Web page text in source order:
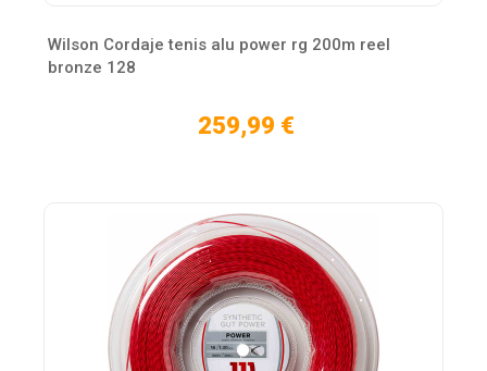
Wilson Cordaje tenis alu power rg 200m reel
bronze 128
259,99 €